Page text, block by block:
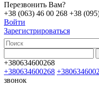
Перезвонить Вам?
+38 (063) 46 00 268 +38
Войти
Зарегистрироваться
+380634600268
+380634600268
звонок